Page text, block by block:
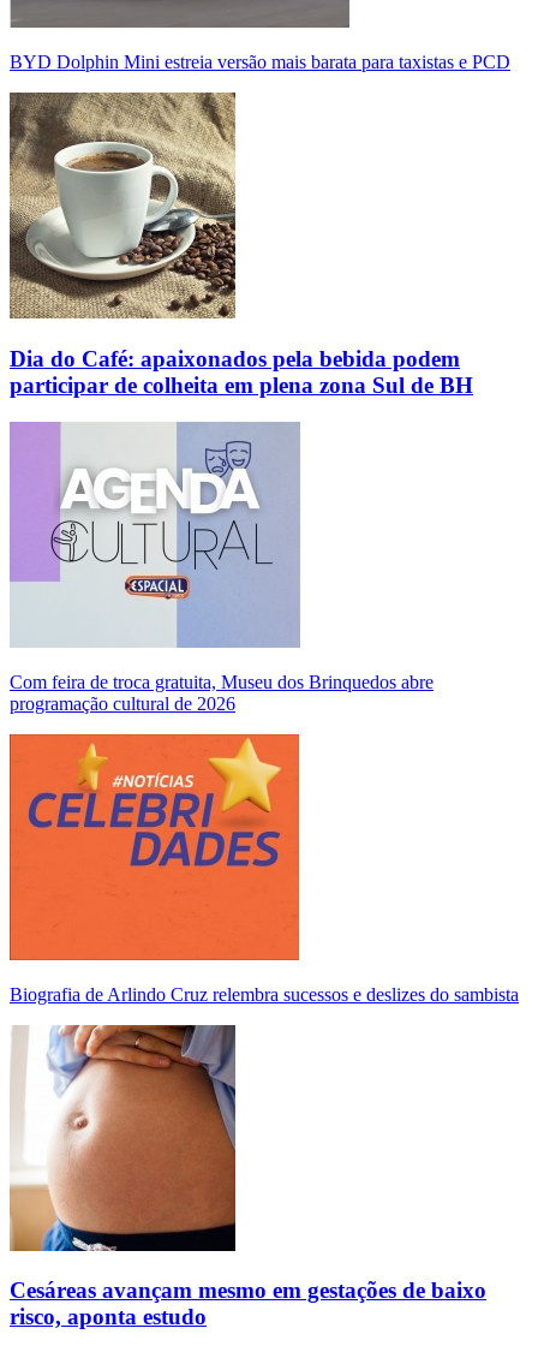
BYD Dolphin Mini estreia versão mais barata para taxistas e PCD
Dia do Café: apaixonados pela bebida podem
participar de colheita em plena zona Sul de BH
Com feira de troca gratuita, Museu dos Brinquedos abre
programação cultural de 2026
Biografia de Arlindo Cruz relembra sucessos e deslizes do sambista
Cesáreas avançam mesmo em gestações de baixo
risco, aponta estudo